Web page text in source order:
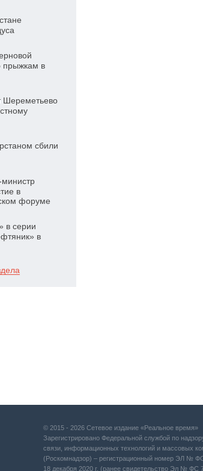
прыжкам в
Шереметьево
сбили
в
форуме
в серии
в
© 2015 - 2026 Сетевое издание «Реальное время»
Зарегистрировано Федеральной службой по
связи, информационных технологий и массовых
(Роскомнадзор) – регистрационный номер ЭЛ №
18 декабря 2020 г. (ранее свидетельство Эл № ФС